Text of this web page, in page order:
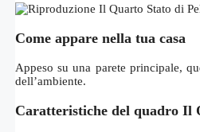
Come appare nella tua casa
Appeso su una parete principale,
dell’ambiente.
Caratteristiche del quadro Il